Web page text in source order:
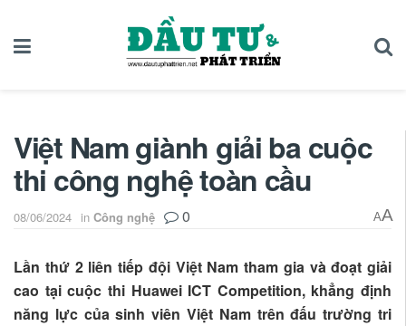
Việt Nam giành giải ba cuộc
thi công nghệ toàn cầu
08/06/2024 in Công nghệ 0 AA
Lần thứ 2 liên tiếp đội Việt Nam tham gia và đoạt giải
cao tại cuộc thi Huawei ICT Competition, khẳng định
năng lực của sinh viên Việt Nam trên đấu trường tri